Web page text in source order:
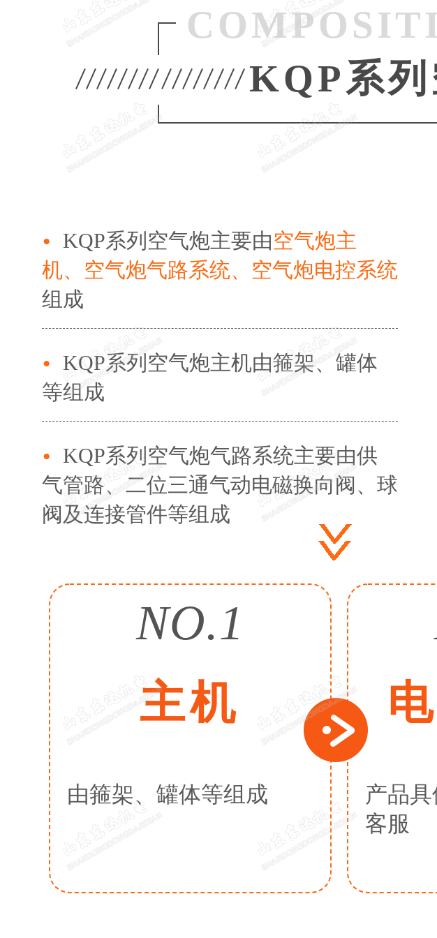
KQP系
KQP系列空气炮主要由空气炮主
机、空气炮气路系统、空气炮电控系统
组成
KQP系列空气炮主机由箍架、罐体
等组成
KQP系列空气炮气路系统主要由供
气管路、二位三通气动电磁换向阀、球
阀及连接管件等组成
NO.1
主机
由箍架、罐体等组成
产品
客服